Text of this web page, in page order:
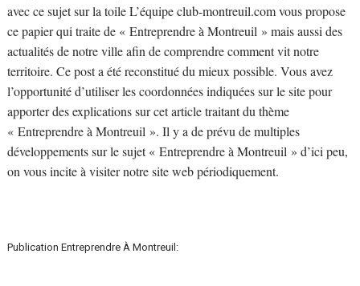
avec ce sujet sur la toile L’équipe club-montreuil.com vous propose
ce papier qui traite de « Entreprendre à Montreuil » mais aussi des
actualités de notre ville afin de comprendre comment vit notre
territoire. Ce post a été reconstitué du mieux possible. Vous avez
l’opportunité d’utiliser les coordonnées indiquées sur le site pour
apporter des explications sur cet article traitant du thème
« Entreprendre à Montreuil ». Il y a de prévu de multiples
développements sur le sujet « Entreprendre à Montreuil » d’ici peu,
on vous incite à visiter notre site web périodiquement.
Publication Entreprendre À Montreuil: